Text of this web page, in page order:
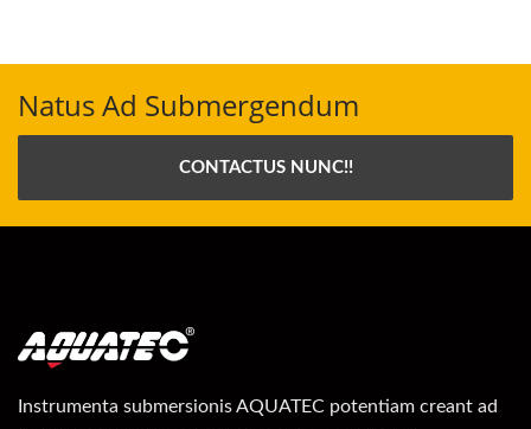
Natus Ad Submergendum
CONTACTUS NUNC!!
Instrumenta submersionis AQUATEC potentiam creant ad